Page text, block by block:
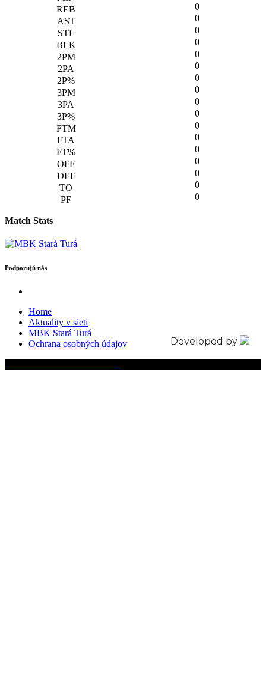
0
0
0
0
0
0
0
0
0
0
0
0
0
0
0
0
0
Match Stats
Podporujú nás
Home
Aktuality v sieti
MBK Stará Turá
Ochrana osobných údajov
Developed by